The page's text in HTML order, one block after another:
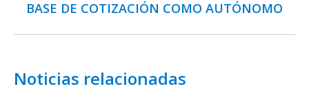
siguiente:
BASE DE COTIZACIÓN COMO AUTÓNOMO
Noticias relacionadas